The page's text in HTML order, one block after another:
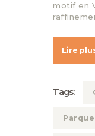
motif en
Lire
Tags: